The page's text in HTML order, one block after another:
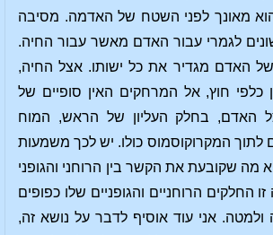
מאונך לפני השטח של האדמה. מסיבה
לגמרי עבור האדם מאשר עבור החיה.
האדם מגדיר את כל ישותו. אצל החיה,
כלפי חוץ, אל המרחקים האין סופיים של
האדם, בחלק העליון של הראש, המוח
לתוך המקרוקוסמוס כולו. יש לכך משמעות
מה שקובעת את הקשר בין הרוחני והגופני
החלקים הרוחניים והגופניים שלו כפופים
אני עוד אוסיף לדבר על נושא זה,